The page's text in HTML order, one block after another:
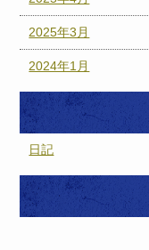
2025年3月
2024年1月
日記